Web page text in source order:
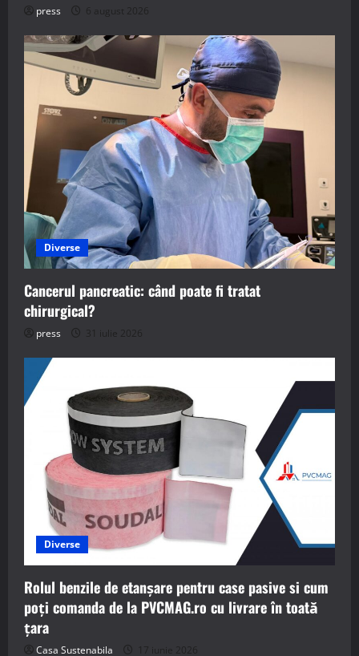
press 6 august 2026
Diverse
Cancerul pancreatic: când poate fi tratat
chirurgical?
press 31 iulie 2026
Diverse
Rolul benzile de etanșare pentru case pasive si cum
poți comanda de la PVCMAG.ro cu livrare în toată
țara
Casa Sustenabila 17 iunie 2026